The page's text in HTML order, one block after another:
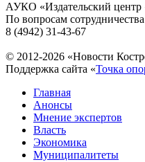
АУКО «Издательский центр
По вопросам
8 (4942) 31-43-67
© 2012-2026 «Новости
Поддержка сайта «Точка
Главная
Анонсы
Мнение экспертов
Власть
Экономика
Муниципалитеты